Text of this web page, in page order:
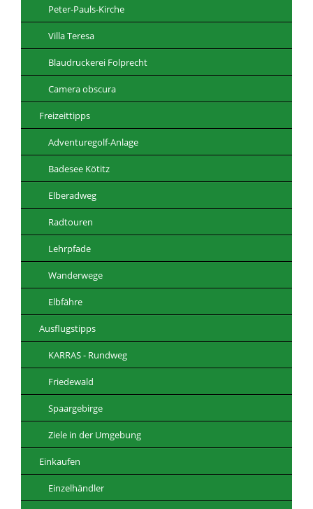
Peter-Pauls-Kirche
Villa Teresa
Blaudruckerei Folprecht
Camera obscura
Freizeittipps
Adventuregolf-Anlage
Badesee Kötitz
Elberadweg
Radtouren
Lehrpfade
Wanderwege
Elbfähre
Ausflugstipps
KARRAS - Rundweg
Friedewald
Spaargebirge
Ziele in der Umgebung
Einkaufen
Einzelhändler